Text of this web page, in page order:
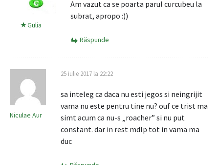
Gulia
Am vazut ca se poarta parul curcubeu la
subrat, apropo :))
Răspunde
Niculae Aur
25 iulie 2017 la 22:22
sa inteleg ca daca nu esti jegos si neingrijit
vama nu este pentru tine nu? ouf ce trist ma
simt acum ca nu-s „roacher” si nu put
constant. dar in rest mdlp tot in vama ma
duc